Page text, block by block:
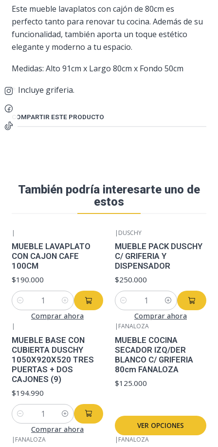
Este mueble lavaplatos con cajón de 80cm es
perfecto tanto para renovar tu cocina. Además de su
funcionalidad, también aporta un toque estético
elegante y moderno a tu espacio.
Medidas: Alto 91cm x Largo 80cm x Fondo 50cm
* Incluye griferia.
COMPARTIR ESTE PRODUCTO
También podría interesarte uno de
estos
|
MUEBLE LAVAPLATO
CON CAJON CAFE
100CM
$190.000
Cantidad
Comprar ahora
| DUSCHY
MUEBLE PACK DUSCHY
C/ GRIFERIA Y
DISPENSADOR
$250.000
Cantidad
Comprar ahora
|
MUEBLE BASE CON
CUBIERTA DUSCHY
1050X920X520 TRES
PUERTAS + DOS
CAJONES (9)
$194.990
Cantidad
Comprar ahora
| FANALOZA
MUEBLE COCINA
SECADOR IZQ/DER
BLANCO C/ GRIFERIA
80cm FANALOZA
$125.000
VER OPCIONES
| FANALOZA | FANALOZA